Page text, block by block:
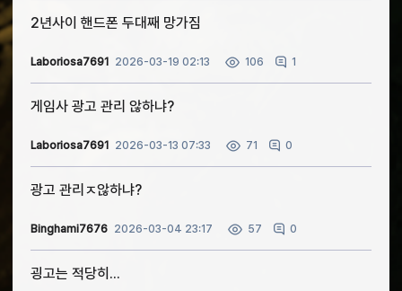
2년사이 핸드폰 두대째 망가짐
Laboriosa7691 2026-03-19 02:13 106 1
게임사 광고 관리 않하냐?
Laboriosa7691 2026-03-13 07:33 71 0
광고 관리ㅈ않하냐?
Binghami7676 2026-03-04 23:17 57 0
굉고는 적당히...